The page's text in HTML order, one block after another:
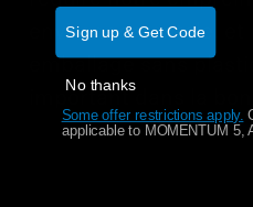
environnementale, et
emballage sans
Sign up & Get Code
No thanks
Some offer restrictions apply.
applicable to MOMENTUM 5,